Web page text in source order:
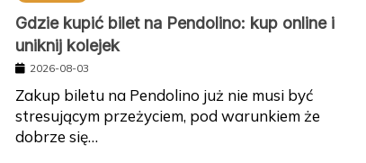
Gdzie kupić bilet na Pendolino: kup online i
uniknij kolejek
2026-08-03
Zakup biletu na Pendolino już nie musi być
stresującym przeżyciem, pod warunkiem że
dobrze się…